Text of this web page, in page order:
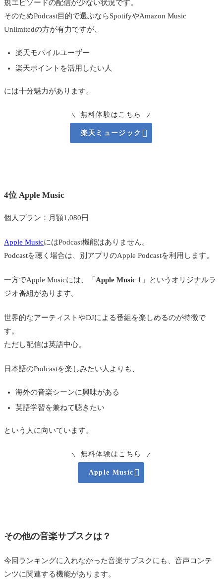
規エピソードの配信が少ない状況です。
そのためPodcast目的で選ぶならSpotifyやAmazon Music
Unlimitedの方が有力ですが、
楽天モバイルユーザー
楽天ポイントを活用したい人
には十分魅力があります。
無料体験はこちら
楽天ミュージック 
4位 Apple Music
個人プラン：月額1,080円
Apple MusicにはPodcast機能はありません。
Podcastを聴く場合は、別アプリのApple Podcastを利用します。
一方でApple Musicには、「 Apple Music 1 」というオリジナルラ
ジオ番組があります。
世界的なアーティストやDJによる番組を楽しめるのが特徴で
す。
ただし配信は英語中心。
日本語のPodcastを楽しみたい人よりも、
海外の音楽シーンに興味がある
英語学習を兼ねて聴きたい
という人に向いています。
無料体験はこちら
Apple Music 
その他の音楽サブスクは？
今回ランキングに入れなかった音楽サブスクにも、音声コンテ
ンツに関連する機能があります。